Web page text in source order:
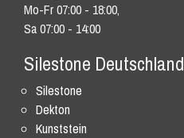
Mo-Fr 07:00 - 18:00,
Sa 07:00 - 14:00
Silestone Deutschland
Silestone
Dekton
Kunststein